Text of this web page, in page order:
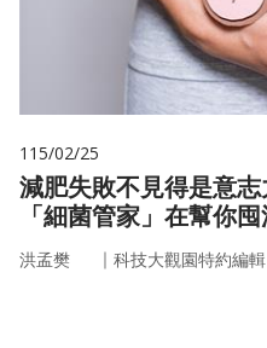
115/02/25
減肥失敗不見得是意
「細菌管家」在幫你囤
洪孟樊 ｜ 科技大觀園特約編輯